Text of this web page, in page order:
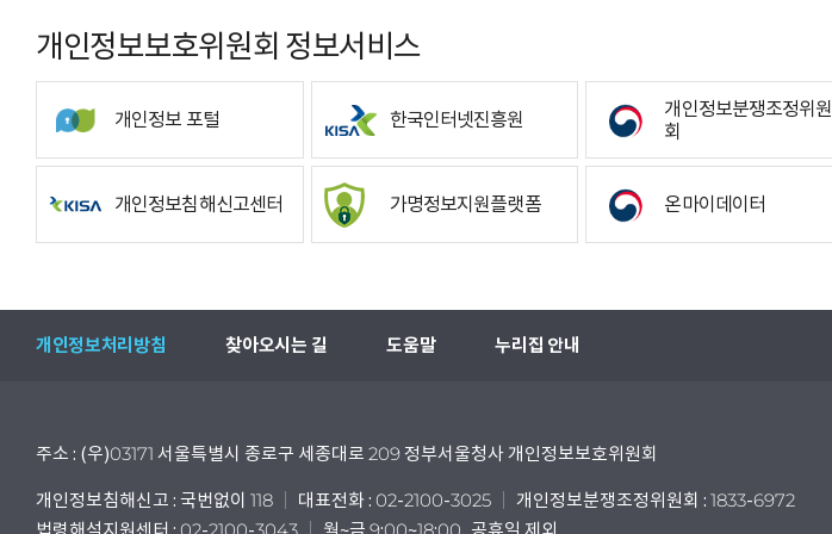
개인정보보호위원회 정보서비스
개인정보 포털 한국인터넷진흥원
개인정보분쟁조정위원
회
개인정보침해신고센터 가명정보지원플랫폼 온마이데이터
개인정보처리방침 찾아오시는 길 도움말 누리집 안내
주소 : (우)03171 서울특별시 종로구 세종대로 209 정부서울청사 개인정보보호위원회
개인정보침해신고 : 국번없이 118 대표전화 : 02-2100-3025
개인정보분쟁조정위원회 : 1833-6972